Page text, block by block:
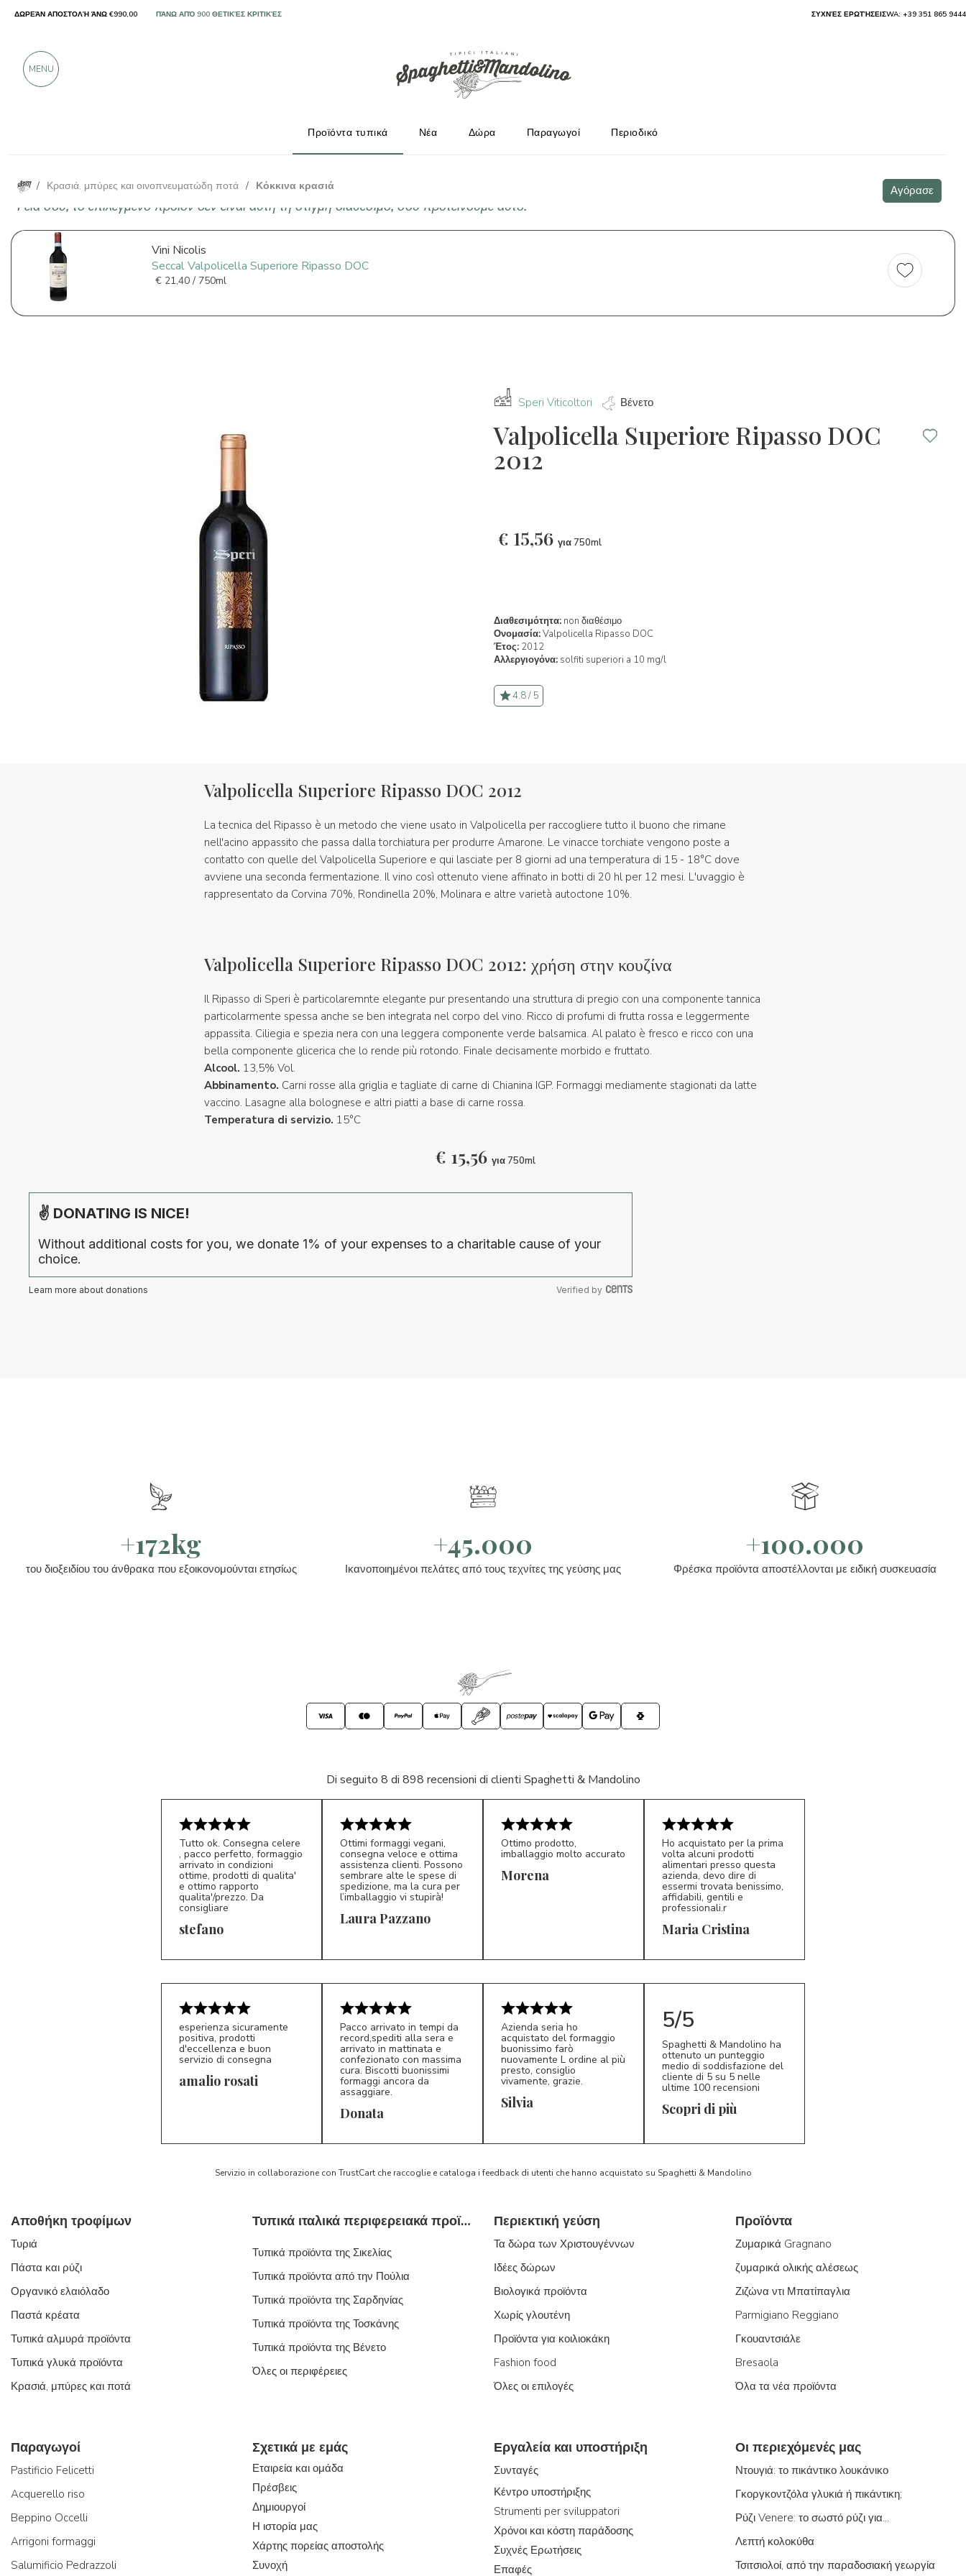
/ Κρασιά, μπύρες και οινοπνευματώδη ποτά / Κόκκινα κρασιά Αγόρασε
Γεια σου, το επιλεγμένο προϊόν δεν είναι αυτή τη στιγμή διαθέσιμο, σου προτείνουμε αυτό!
Vini Nicolis
Seccal Valpolicella Superiore Ripasso DOC
€ 21,40 / 750ml
Speri Viticoltori Βένετο
Valpolicella Superiore Ripasso DOC
2012
€ 15,56 για 750ml
Διαθεσιμότητα: non διαθέσιμο
Ονομασία:Valpolicella Ripasso DOC
Έτος: 2012
Αλλεργιογόνα: solfiti superiori a 10 mg/l
4.8 / 5
Valpolicella Superiore Ripasso DOC 2012
La tecnica del Ripasso è un metodo che viene usato in Valpolicella per raccogliere tutto il buono che rimane
nell'acino appassito che passa dalla torchiatura per produrre Amarone. Le vinacce torchiate vengono poste a
contatto con quelle del Valpolicella Superiore e qui lasciate per 8 giorni ad una temperatura di 15 - 18°C dove
avviene una seconda fermentazione. Il vino così ottenuto viene affinato in botti di 20 hl per 12 mesi. L'uvaggio è
rappresentato da Corvina 70%, Rondinella 20%, Molinara e altre varietà autoctone 10%.
Valpolicella Superiore Ripasso DOC 2012: χρήση στην κουζίνα
Il Ripasso di Speri è particolaremnte elegante pur presentando una struttura di pregio con una componente tannica
particolarmente spessa anche se ben integrata nel corpo del vino. Ricco di profumi di frutta rossa e leggermente
appassita. Ciliegia e spezia nera con una leggera componente verde balsamica. Al palato è fresco e ricco con una
bella componente glicerica che lo rende più rotondo. Finale decisamente morbido e fruttato.
Alcool. 13,5% Vol.
Abbinamento. Carni rosse alla griglia e tagliate di carne di Chianina IGP. Formaggi mediamente stagionati da latte
vaccino. Lasagne alla bolognese e altri piatti a base di carne rossa.
Temperatura di servizio. 15°C
€ 15,56 για 750ml
✌ DONATING IS NICE!
Without additional costs for you, we donate 1% of your expenses to a charitable cause of your
choice.
Learn more about donations Verified by
+172kg
του διοξειδίου του άνθρακα που εξοικονομούνται ετησίως
+45.000
Ικανοποιημένοι πελάτες από τους τεχνίτες της γεύσης μας
+100.000
Φρέσκα προϊόντα αποστέλλονται με ειδική συσκευασία
Di seguito 8 di 898 recensioni di clienti Spaghetti & Mandolino
S*
Tutto ok. Consegna celere
, pacco perfetto, formaggio
arrivato in condizioni
ottime, prodotti di qualita'
e ottimo rapporto
qualita'/prezzo. Da
consigliare
stefano LP 5/5
Ottimi formaggi vegani,
consegna veloce e ottima
assistenza clienti. Possono
sembrare alte le spese di
spedizione, ma la cura per
l’imballaggio vi stupirà!
Laura Pazzano
Ottimo prodotto,
imballaggio molto accurato
Morena
MC 5/5
Ho acquistato per la prima
volta alcuni prodotti
alimentari presso questa
azienda, devo dire di
essermi trovata benissimo,
affidabili, gentili e
professionali.r
Maria Cristina
esperienza sicuramente
positiva, prodotti
d'eccellenza e buon
servizio di consegna
amalio rosati
D*
Pacco arrivato in tempi da
record,spediti alla sera e
arrivato in mattinata e
confezionato con massima
cura. Biscotti buonissimi
formaggi ancora da
assaggiare.
Donata S*
Azienda seria ho
acquistato del formaggio
buonissimo farò
nuovamente L ordine al più
presto, consiglio
vivamente, grazie.
Silvia
5/5
Spaghetti & Mandolino ha
ottenuto un punteggio
medio di soddisfazione del
cliente di 5 su 5 nelle
ultime 100 recensioni
Scopri di più
Servizio in collaborazione con TrustCart che raccoglie e cataloga i feedback di utenti che hanno acquistato su Spaghetti & Mandolino
Αποθήκη τροφίμων
Τυριά
Πάστα και ρύζι
Οργανικό ελαιόλαδο
Παστά κρέατα
Τυπικά αλμυρά προϊόντα
Τυπικά γλυκά προϊόντα
Κρασιά, μπύρες και ποτά
Τυπικά ιταλικά περιφερειακά προϊόντα
Τυπικά προϊόντα της Σικελίας
Τυπικά προϊόντα από την Πούλια
Τυπικά προϊόντα της Σαρδηνίας
Τυπικά προϊόντα της Τοσκάνης
Τυπικά προϊόντα της Βένετο
Όλες οι περιφέρειες
Περιεκτική γεύση
Τα δώρα των Χριστουγέννων
Ιδέες δώρων
Βιολογικά προϊόντα
Χωρίς γλουτένη
Προϊόντα για κοιλιοκάκη
Fashion food
Όλες οι επιλογές
Προϊόντα
Ζυμαρικά Gragnano
ζυμαρικά ολικής αλέσεως
Ζιζώνα ντι Μπατίπαγλια
Parmigiano Reggiano
Γκουαντσιάλε
Bresaola
Όλα τα νέα προϊόντα
Παραγωγοί
Pastificio Felicetti
Acquerello riso
Beppino Occelli
Arrigoni formaggi
Salumificio Pedrazzoli
Σχετικά με εμάς
Εταιρεία και ομάδα
Πρέσβεις
Δημιουργοί
Η ιστορία μας
Χάρτης πορείας αποστολής
Συνοχή
Εργαλεία και υποστήριξη
Συνταγές
Κέντρο υποστήριξης
Strumenti per sviluppatori
Χρόνοι και κόστη παράδοσης
Συχνές Ερωτήσεις
Επαφές
Οι περιεχόμενές μας
Ντουγιά: το πικάντικο λουκάνικο
Γκοργκοντζόλα γλυκιά ή πικάντικη;
Ρύζι Venere: το σωστό ρύζι για...
Λεπτή κολοκύθα
Τσιτσιολοί, από την παραδοσιακή γεωργία
ΔΩΡΕΆΝ ΑΠΟΣΤΟΛΉ ΆΝΩ €990,00 ΜΌΝΟ ΠΡΟΪΌΝΤΑ ΑΠΌ ΕΞΑΙΡΕΤΙΚΟΎΣ ΠΑΡΑΓΩΓΟΎΣ ΣΥΧΝΈΣ ΕΡΩΤΉΣΕΙΣWA: +39 351 865 9444
MENU
Προϊόντα τυπικά Νέα Δώρα Παραγωγοί Περιοδικό